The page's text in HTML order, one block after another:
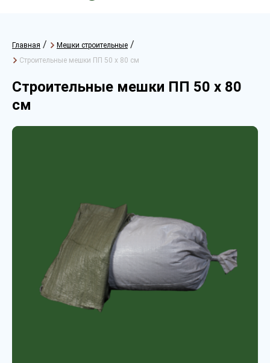
Главная / Мешки строительные /
Строительные мешки ПП 50 х 80 см
Строительные мешки ПП 50 х 80
см